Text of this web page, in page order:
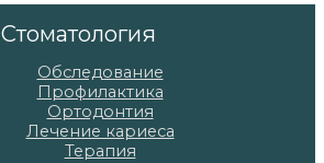
Стоматология
Обследование
Профилактика
Ортодонтия
Лечение кариеса
Терапия